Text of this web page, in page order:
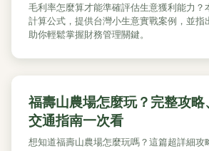
毛利率怎麼算才能準確評估生意獲利能力？
計算公式，提供台灣小生意實戰案例，並指
助你輕鬆掌握財務管理關鍵。
福壽山農場怎麼玩？完整攻略
交通指南一次看
想知道福壽山農場怎麼玩嗎？這篇超詳細攻